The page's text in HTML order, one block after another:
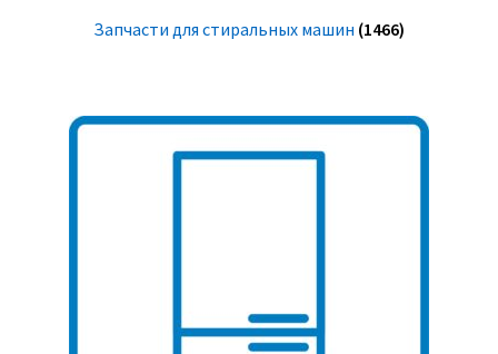
Запчасти для стиральных машин (1466)